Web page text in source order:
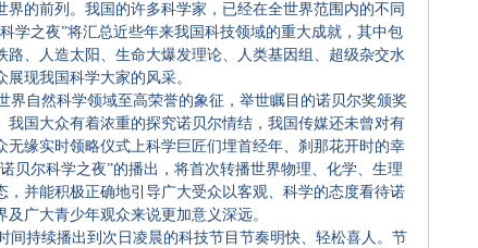
界的前列。我国的许多科学家，已经在全世界范围内的不同
学之夜”将汇总近些年来我国科技领域的重大成就，其中包
路、人造太阳、生命大爆发理论、人类基因组、超级杂交水
现我国科学大家的风采。
自然科学领域至高荣誉的象征，举世瞩目的诺贝尔奖颁奖
我国大众有着浓重的探究诺贝尔情结，我国传媒还未曾对有
无缘实时领略仪式上科学巨匠们埋首经年、刹那花开时的幸
贝尔科学之夜”的播出，将首次转播世界物理、化学、生理
，并能积极正确地引导广大受众以客观、科学的态度看待诺
广大青少年观众来说更加意义深远。
持续播出到次日凌晨的科技节目节奏明快、轻松喜人。节